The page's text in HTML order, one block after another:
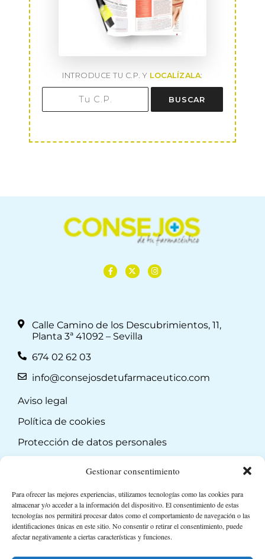
Gestionar consentimiento
Para ofrecer las mejores experiencias, utilizamos tecnologías como las cookies para
almacenar y/o acceder a la información del dispositivo. El consentimiento de estas
tecnologías nos permitirá procesar datos como el comportamiento de navegación o las
identificaciones únicas en este sitio. No consentir o retirar el consentimiento, puede
afectar negativamente a ciertas características y funciones.
INTRODUCE TU C.P. Y LOCALÍZALA:
BUSCAR
Calle Camino de los Descubrimientos, 11,
Planta 3ª 41092 – Sevilla
674 02 62 03
info@consejosdetufarmaceutico.com
Aviso legal
Política de cookies
Protección de datos personales